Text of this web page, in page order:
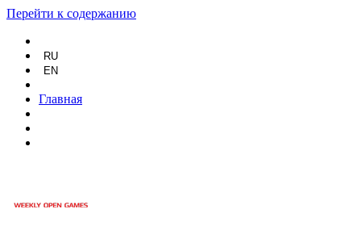
Перейти к содержанию
RU
EN
Главная